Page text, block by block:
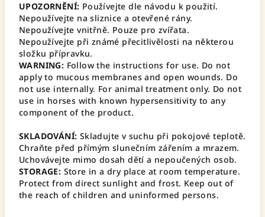
UPOZORNĚNÍ: Používejte dle návodu k použití.
Nepoužívejte na sliznice a otevřené rány.
Nepoužívejte vnitřně. Pouze pro zvířata.
Nepoužívejte při známé přecitlivělosti na některou
složku přípravku.
WARNING: Follow the instructions for use. Do not
apply to mucous membranes and open wounds. Do
not use internally. For animal treatment only. Do not
use in horses with known hypersensitivity to any
component of the product.
SKLADOVÁNÍ: Skladujte v suchu při pokojové teplotě.
Chraňte před přímým slunečním zářením a mrazem.
Uchovávejte mimo dosah dětí a nepoučených osob.
STORAGE: Store in a dry place at room temperature.
Protect from direct sunlight and frost. Keep out of
the reach of children and uninformed persons.